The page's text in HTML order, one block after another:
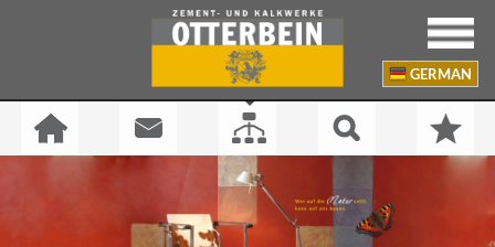
GERMAN